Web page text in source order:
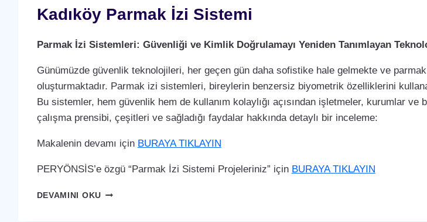
Kadıköy Parmak İzi Sistemi
Parmak İzi Sistemleri: Güvenliği ve Kimlik Doğrulamayı Yeniden Tanımlayan
Günümüzde güvenlik teknolojileri, her geçen gün daha sofistike hale gelmekte ve
oluşturmaktadır. Parmak izi sistemleri, bireylerin benzersiz biyometrik özelliklerini
Bu sistemler, hem güvenlik hem de kullanım kolaylığı açısından işletmeler, kurumlar
çalışma prensibi, çeşitleri ve sağladığı faydalar hakkında detaylı bir inceleme:
Makalenin devamı için BURAYA TIKLAYIN
PERYÖNSİS’e özgü “Parmak İzi Sistemi Projeleriniz” için BURAYA TIKLAYIN
DEVAMINI OKUKADIKÖY